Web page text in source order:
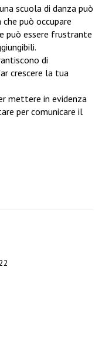
scuola di danza può
può occupare
può essere frustrante
di
crescere la tua
mettere in evidenza
per comunicare il